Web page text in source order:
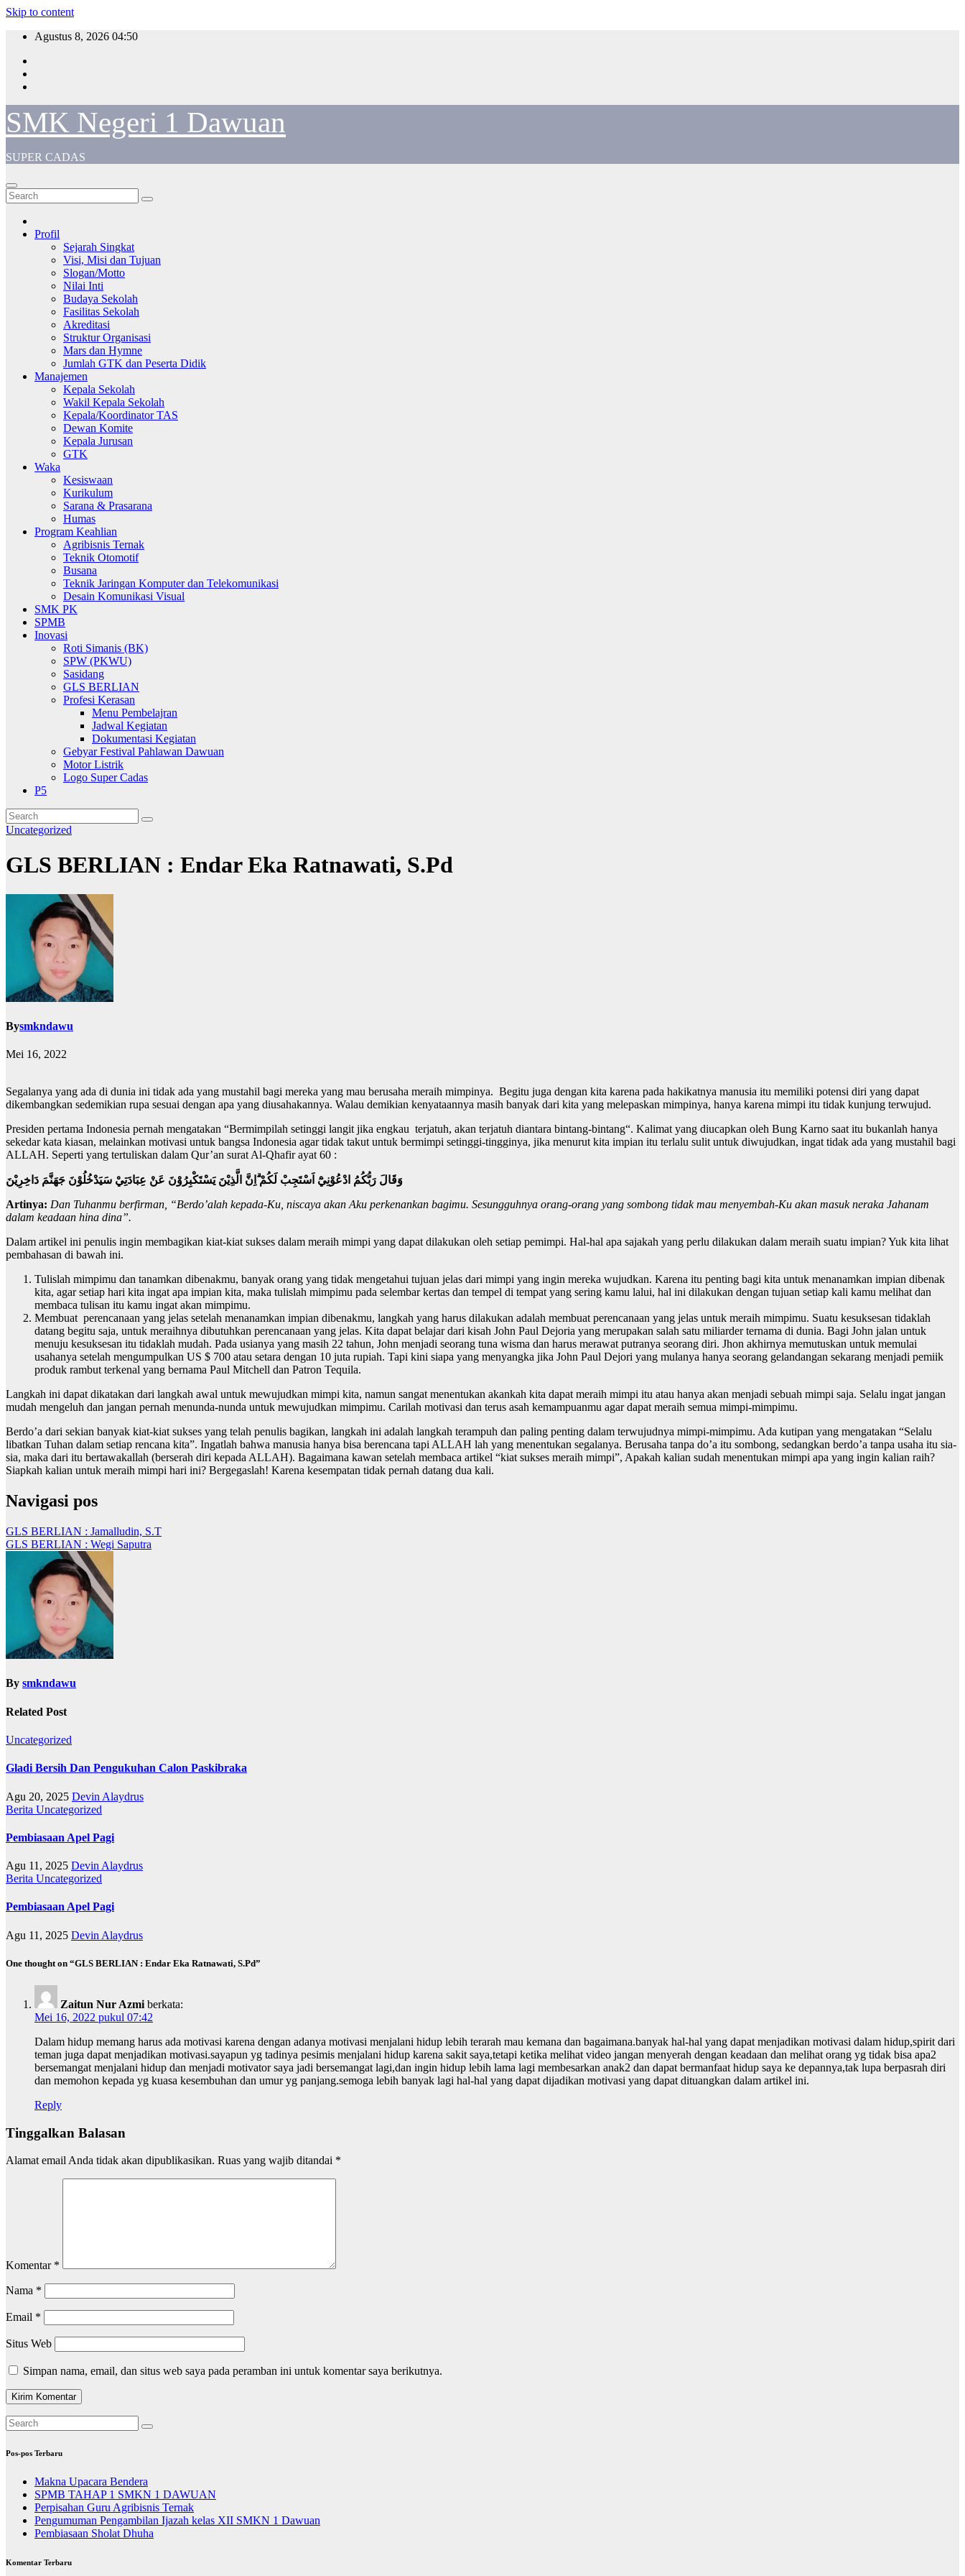
Skip to content
Agustus 8, 2026 04:50
SMK Negeri 1 Dawuan
SUPER CADAS
Profil
Sejarah Singkat
Visi, Misi dan Tujuan
Slogan/Motto
Nilai Inti
Budaya Sekolah
Fasilitas Sekolah
Akreditasi
Struktur Organisasi
Mars dan Hymne
Jumlah GTK dan Peserta Didik
Manajemen
Kepala Sekolah
Wakil Kepala Sekolah
Kepala/Koordinator TAS
Dewan Komite
Kepala Jurusan
GTK
Waka
Kesiswaan
Kurikulum
Sarana & Prasarana
Humas
Program Keahlian
Agribisnis Ternak
Teknik Otomotif
Busana
Teknik Jaringan Komputer dan Telekomunikasi
Desain Komunikasi Visual
SMK PK
SPMB
Inovasi
Roti Simanis (BK)
SPW (PKWU)
Sasidang
GLS BERLIAN
Profesi Kerasan
Menu Pembelajran
Jadwal Kegiatan
Dokumentasi Kegiatan
Gebyar Festival Pahlawan Dawuan
Motor Listrik
Logo Super Cadas
P5
Uncategorized
GLS BERLIAN : Endar Eka Ratnawati, S.Pd
Bysmkndawu
Mei 16, 2022
Segalanya yang ada di dunia ini tidak ada yang mustahil bagi mereka yang mau berusaha meraih mimpinya. Begitu juga dengan kita karena pada hakikatnya manusia itu memiliki potensi diri yang dapat
dikembangkan sedemikian rupa sesuai dengan apa yang diusahakannya. Walau demikian kenyataannya masih banyak dari kita yang melepaskan mimpinya, hanya karena mimpi itu tidak kunjung terwujud.
Presiden pertama Indonesia pernah mengatakan “Bermimpilah setinggi langit jika engkau terjatuh, akan terjatuh diantara bintang-bintang“. Kalimat yang diucapkan oleh Bung Karno saat itu bukanlah hanya
sekedar kata kiasan, melainkan motivasi untuk bangsa Indonesia agar tidak takut untuk bermimpi setinggi-tingginya, jika menurut kita impian itu terlalu sulit untuk diwujudkan, ingat tidak ada yang mustahil bagi
ALLAH. Seperti yang tertuliskan dalam Qur’an surat Al-Qhafir ayat 60 :
وَقَالَ رَبُّكُمُ ادْعُوْنِيْٓ اَسْتَجِبْ لَكُمْ ۗاِنَّ الَّذِيْنَ يَسْتَكْبِرُوْنَ عَنْ عِبَادَتِيْ سَيَدْخُلُوْنَ جَهَنَّمَ دَاخِرِيْنَ
Artinya: Dan Tuhanmu berfirman, “Berdo’alah kepada-Ku, niscaya akan Aku perkenankan bagimu. Sesungguhnya orang-orang yang sombong tidak mau menyembah-Ku akan masuk neraka Jahanam
dalam keadaan hina dina”.
Dalam artikel ini penulis ingin membagikan kiat-kiat sukses dalam meraih mimpi yang dapat dilakukan oleh setiap pemimpi. Hal-hal apa sajakah yang perlu dilakukan dalam meraih suatu impian? Yuk kita lihat
pembahasan di bawah ini.
Tulislah mimpimu dan tanamkan dibenakmu, banyak orang yang tidak mengetahui tujuan jelas dari mimpi yang ingin mereka wujudkan. Karena itu penting bagi kita untuk menanamkan impian dibenak
kita, agar setiap hari kita ingat apa impian kita, maka tulislah mimpimu pada selembar kertas dan tempel di tempat yang sering kamu lalui, hal ini dilakukan dengan tujuan setiap kali kamu melihat dan
membaca tulisan itu kamu ingat akan mimpimu.
Membuat perencanaan yang jelas setelah menanamkan impian dibenakmu, langkah yang harus dilakukan adalah membuat perencanaan yang jelas untuk meraih mimpimu. Suatu kesuksesan tidaklah
datang begitu saja, untuk meraihnya dibutuhkan perencanaan yang jelas. Kita dapat belajar dari kisah John Paul Dejoria yang merupakan salah satu miliarder ternama di dunia. Bagi John jalan untuk
menuju kesuksesan itu tidaklah mudah. Pada usianya yang masih 22 tahun, John menjadi seorang tuna wisma dan harus merawat putranya seorang diri. Jhon akhirnya memutuskan untuk memulai
usahanya setelah mengumpulkan US $ 700 atau setara dengan 10 juta rupiah. Tapi kini siapa yang menyangka jika John Paul Dejori yang mulanya hanya seorang gelandangan sekarang menjadi pemiik
produk rambut terkenal yang bernama Paul Mitchell dan Patron Tequila.
Langkah ini dapat dikatakan dari langkah awal untuk mewujudkan mimpi kita, namun sangat menentukan akankah kita dapat meraih mimpi itu atau hanya akan menjadi sebuah mimpi saja. Selalu ingat jangan
mudah mengeluh dan jangan pernah menunda-nunda untuk mewujudkan mimpimu. Carilah motivasi dan terus asah kemampuanmu agar dapat meraih semua mimpi-mimpimu.
Berdo’a dari sekian banyak kiat-kiat sukses yang telah penulis bagikan, langkah ini adalah langkah terampuh dan paling penting dalam terwujudnya mimpi-mimpimu. Ada kutipan yang mengatakan “Selalu
libatkan Tuhan dalam setiap rencana kita”. Ingatlah bahwa manusia hanya bisa berencana tapi ALLAH lah yang menentukan segalanya. Berusaha tanpa do’a itu sombong, sedangkan berdo’a tanpa usaha itu sia-
sia, maka dari itu bertawakallah (berserah diri kepada ALLAH). Bagaimana kawan setelah membaca artikel “kiat sukses meraih mimpi”, Apakah kalian sudah menentukan mimpi apa yang ingin kalian raih?
Siapkah kalian untuk meraih mimpi hari ini? Bergegaslah! Karena kesempatan tidak pernah datang dua kali.
Navigasi pos
GLS BERLIAN : Jamalludin, S.T
GLS BERLIAN : Wegi Saputra
By smkndawu
Related Post
Uncategorized
Gladi Bersih Dan Pengukuhan Calon Paskibraka
Agu 20, 2025 Devin Alaydrus
Berita Uncategorized
Pembiasaan Apel Pagi
Agu 11, 2025 Devin Alaydrus
Berita Uncategorized
Pembiasaan Apel Pagi
Agu 11, 2025 Devin Alaydrus
One thought on “GLS BERLIAN : Endar Eka Ratnawati, S.Pd”
Zaitun Nur Azmi berkata:
Mei 16, 2022 pukul 07:42
Dalam hidup memang harus ada motivasi karena dengan adanya motivasi menjalani hidup lebih terarah mau kemana dan bagaimana.banyak hal-hal yang dapat menjadikan motivasi dalam hidup,spirit dari
teman juga dapat menjadikan motivasi.sayapun yg tadinya pesimis menjalani hidup karena sakit saya,tetapi ketika melihat video jangan menyerah dengan keadaan dan melihat orang yg tidak bisa apa2
bersemangat menjalani hidup dan menjadi motivator saya jadi bersemangat lagi,dan ingin hidup lebih lama lagi membesarkan anak2 dan dapat bermanfaat hidup saya ke depannya,tak lupa berpasrah diri
dan memohon kepada yg kuasa kesembuhan dan umur yg panjang.semoga lebih banyak lagi hal-hal yang dapat dijadikan motivasi yang dapat dituangkan dalam artikel ini.
Reply
Tinggalkan Balasan
Alamat email Anda tidak akan dipublikasikan. Ruas yang wajib ditandai *
Komentar *
Nama *
Email *
Situs Web
Simpan nama, email, dan situs web saya pada peramban ini untuk komentar saya berikutnya.
Pos-pos Terbaru
Makna Upacara Bendera
SPMB TAHAP 1 SMKN 1 DAWUAN
Perpisahan Guru Agribisnis Ternak
Pengumuman Pengambilan Ijazah kelas XII SMKN 1 Dawuan
Pembiasaan Sholat Dhuha
Komentar Terbaru